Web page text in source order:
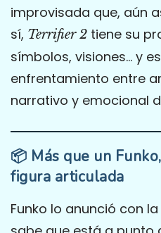
improvisada que, aún
sí, Terrifier 2 tiene su
símbolos, visiones… y
enfrentamiento entre
narrativo y emocional
📦 Más que un
figura articulada
Funko lo anunció con